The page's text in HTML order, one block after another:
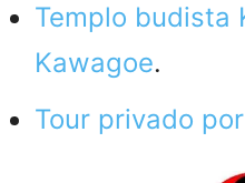
Templo budista
Kawagoe.
Tour privado